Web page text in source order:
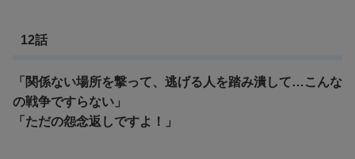
12話
「関係ない場所を撃って、逃げる人を踏み潰して…こんな
の戦争ですらない」
「ただの怨念返しですよ！」